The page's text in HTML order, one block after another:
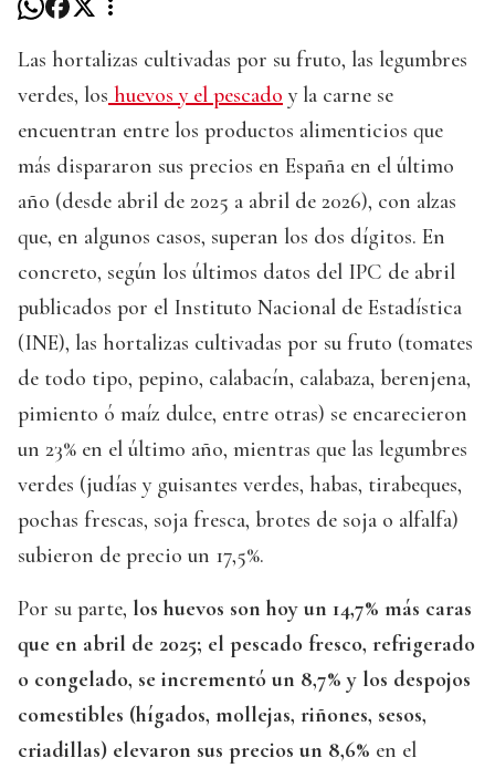
Las hortalizas cultivadas por su fruto, las legumbres
verdes, los huevos y el pescado y la carne se
encuentran entre los productos alimenticios que
más dispararon sus precios en España en el último
año (desde abril de 2025 a abril de 2026), con alzas
que, en algunos casos, superan los dos dígitos. En
concreto, según los últimos datos del IPC de abril
publicados por el Instituto Nacional de Estadística
(INE), las hortalizas cultivadas por su fruto (tomates
de todo tipo, pepino, calabacín, calabaza, berenjena,
pimiento ó maíz dulce, entre otras) se encarecieron
un 23% en el último año, mientras que las legumbres
verdes (judías y guisantes verdes, habas, tirabeques,
pochas frescas, soja fresca, brotes de soja o alfalfa)
subieron de precio un 17,5%.
Por su parte, los huevos son hoy un 14,7% más caras
que en abril de 2025; el pescado fresco, refrigerado
o congelado, se incrementó un 8,7% y los despojos
comestibles (hígados, mollejas, riñones, sesos,
criadillas) elevaron sus precios un 8,6% en el